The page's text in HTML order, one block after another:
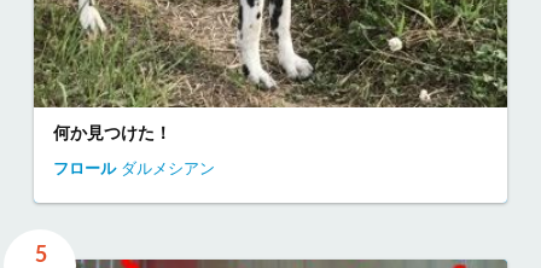
何か見つけた！
フロール ダルメシアン
5